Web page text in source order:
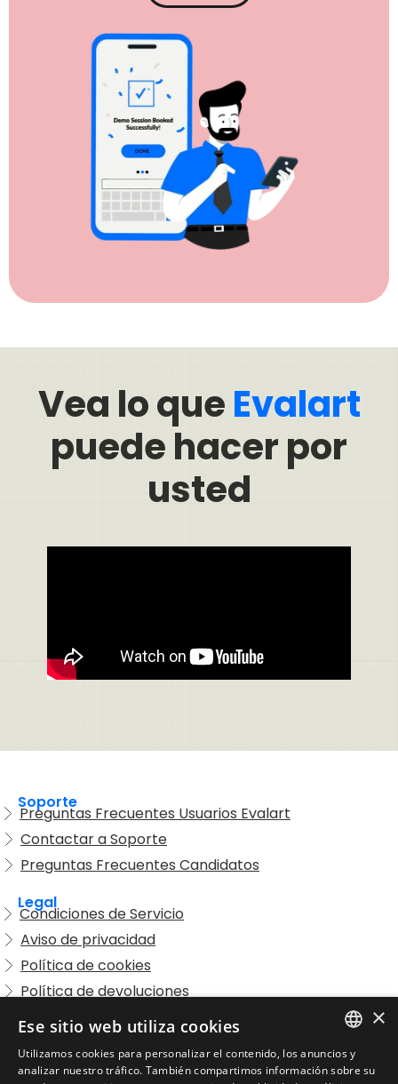
Vea lo queEvalart
puede hacer por
usted
Soporte
Preguntas Frecuentes Usuarios Evalart
Contactar a Soporte
Preguntas Frecuentes Candidatos
Legal
Condiciones de Servicio
Aviso de privacidad
Política de cookies
Política de devoluciones
Acuerdo de licencia de usuario
Política de uso aceptable
ENGLISH
×
Ese sitio web utiliza cookies
Utilizamos cookies para personalizar el contenido, los anuncios y
analizar nuestro tráfico. También compartimos información sobre su